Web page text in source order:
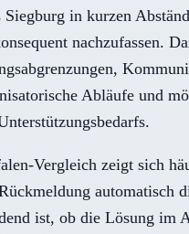
Siegburg in kurzen
nachzufassen.
Abläufe und
Vergleich zeigt sich
automatisch
ist, ob die Lösung im